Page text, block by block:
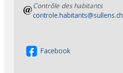
Contrôle des habitants
controle.habitants@sullens.ch
Facebook